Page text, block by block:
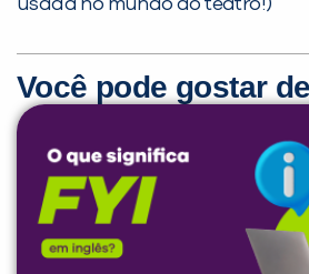
usada no mundo do teatro!)
Você pode gostar